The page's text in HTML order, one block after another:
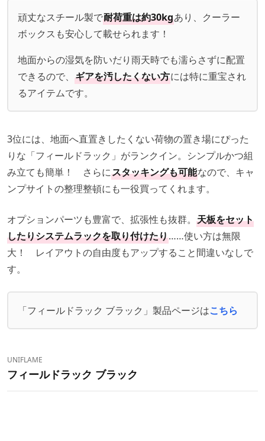
頑丈なスチール製で耐荷重は約30kgあり、クーラー
ボックスも安心して載せられます！
地面からの湿気を防いだり雨天時でも濡らさずに配置
できるので、 ギアを汚したくない方には特に重宝され
るアイテムです。
3位には、地面へ直置きしたくない荷物の置き場にぴった
りな「フィールドラック」がランクイン。シンプルかつ組
み立ても簡単！ さらにスタッキングも可能なので、キャ
ンプサイトの整理整頓にも一役買ってくれます。
オプションパーツも豊富で、拡張性も抜群。 天板をセット
したりシステムラックを取り付けたり……使い方は無限
大！ レイアウトの自由度もアップすること間違いなしで
す。
「フィールドラック ブラック」製品ページはこちら
UNIFLAME
フィールドラック ブラック